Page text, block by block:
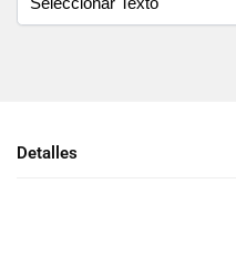
Detalles